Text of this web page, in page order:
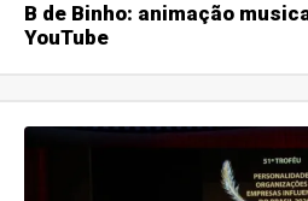
B de Binho: animação
YouTube